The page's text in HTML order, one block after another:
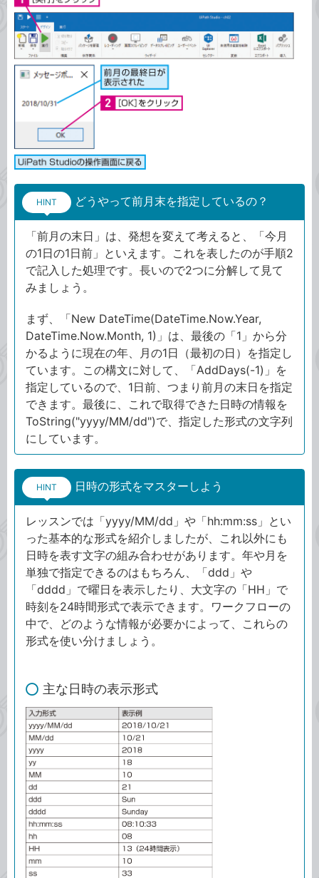
HINT どうやって前月末を指定しているの？
「前月の末日」は、発想を変えて考えると、「今月
の1日の1日前」といえます。これを表したのが手順2
で記入した処理です。長いので2つに分解して見て
みましょう。
まず、「New DateTime(DateTime.Now.Year,
DateTime.Now.Month, 1)」は、最後の「1」から分
かるように現在の年、月の1日（最初の日）を指定し
ています。この構文に対して、「AddDays(-1)」を
指定しているので、1日前、つまり前月の末日を指定
できます。最後に、これで取得できた日時の情報を
ToString("yyyy/MM/dd")で、指定した形式の文字列
にしています。
HINT 日時の形式をマスターしよう
レッスンでは「yyyy/MM/dd」や「hh:mm:ss」とい
った基本的な形式を紹介しましたが、これ以外にも
日時を表す文字の組み合わせがあります。年や月を
単独で指定できるのはもちろん、「ddd」や
「dddd」で曜日を表示したり、大文字の「HH」で
時刻を24時間形式で表示できます。ワークフローの
中で、どのような情報が必要かによって、これらの
形式を使い分けましょう。
主な日時の表示形式